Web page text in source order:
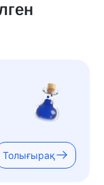
Толығырақ